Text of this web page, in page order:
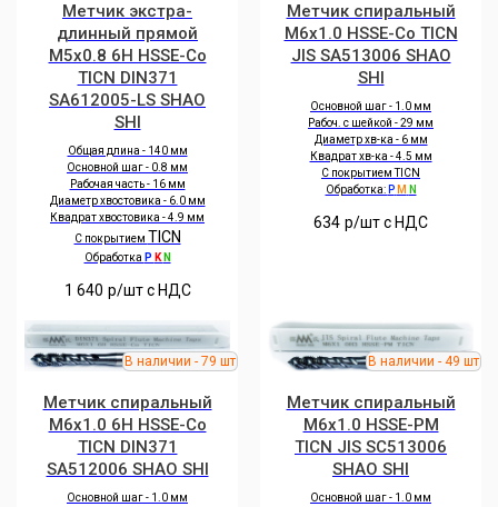
Метчик экстра-
длинный прямой
M5x0.8 6H HSSE-Co
TICN DIN371
SA612005-LS SHAO
SHI
Общая длина - 140 мм
Основной шаг - 0.8 мм
Рабочая часть - 16 мм
Диаметр хвостовика - 6.0 мм
Квадрат хвостовика - 4.9 мм
С покрытием TICN
Обработка P K N
1 640 р/шт c НДС
Метчик спиральный
M6x1.0 HSSE-Co TICN
JIS SA513006 SHAO
SHI
Основной шаг - 1.0 мм
Рабоч. с шейкой - 29 мм
Диаметр хв-ка - 6 мм
Квадрат хв-ка - 4.5 мм
С покрытием TICN
Обработка: P M N
634 р/шт c НДС
Метчик спиральный
M6x1.0 6H HSSE-Co
TICN DIN371
SA512006 SHAO SHI
Основной шаг - 1.0 мм
Метчик спиральный
M6x1.0 HSSE-PM
TICN JIS SC513006
SHAO SHI
Основной шаг - 1.0 мм